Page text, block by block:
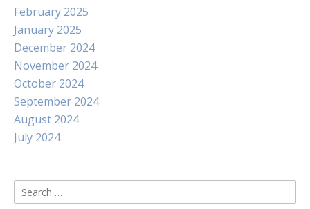
February 2025
January 2025
December 2024
November 2024
October 2024
September 2024
August 2024
July 2024
Search
for: